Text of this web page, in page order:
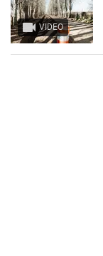
VIDEO